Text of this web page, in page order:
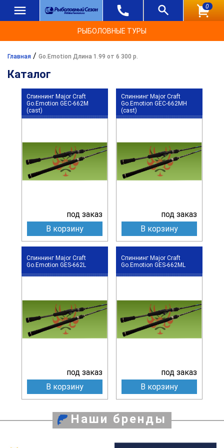
0
РЫБОЛОВНЫЕ ТУРЫ
Главная / Go.Emotion Длина 1.99 от 6 300 р.
Каталог
Спиннинг Major Craft
Go.Emotion GEC-662M
(cast)
под заказ
В корзину
Спиннинг Major Craft
Go.Emotion GEC-662MH
(cast)
под заказ
В корзину
Спиннинг Major Craft
Go.Emotion GES-662L
под заказ
В корзину
Спиннинг Major Craft
Go.Emotion GES-662ML
под заказ
В корзину
Наши бренды